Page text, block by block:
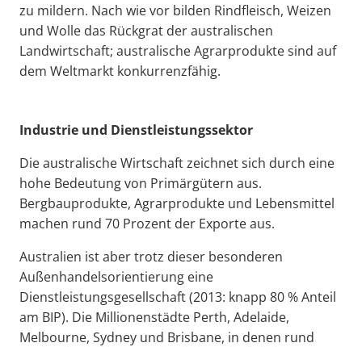
zu mildern. Nach wie vor bilden Rindfleisch, Weizen
und Wolle das Rückgrat der australischen
Landwirtschaft; australische Agrarprodukte sind auf
dem Weltmarkt konkurrenzfähig.
Industrie und Dienstleistungssektor
Die australische Wirtschaft zeichnet sich durch eine
hohe Bedeutung von Primärgütern aus.
Bergbauprodukte, Agrarprodukte und Lebensmittel
machen rund 70 Prozent der Exporte aus.
Australien ist aber trotz dieser besonderen
Außenhandelsorientierung eine
Dienstleistungsgesellschaft (2013: knapp 80 % Anteil
am BIP). Die Millionenstädte Perth, Adelaide,
Melbourne, Sydney und Brisbane, in denen rund